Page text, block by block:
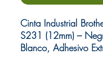
Cinta Industrial
S231 (12mm) –
Blanco, Adhesivo